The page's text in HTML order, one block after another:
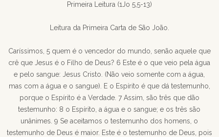
Primeira Leitura (1Jo 5,5-13)
Leitura da Primeira Carta de São João.
Caríssimos, 5 quem é o vencedor do mundo, senão aquele que
crê que Jesus é o Filho de Deus? 6 Este é o que veio pela água
e pelo sangue: Jesus Cristo. (Não veio somente com a água,
mas com a água e o sangue). E o Espírito é que dá testemunho,
porque o Espírito é a Verdade. 7 Assim, são três que dão
testemunho: 8 o Espírito, a água e o sangue; e os três são
unânimes. 9 Se aceitamos o testemunho dos homens, o
testemunho de Deus é maior. Este é o testemunho de Deus, pois